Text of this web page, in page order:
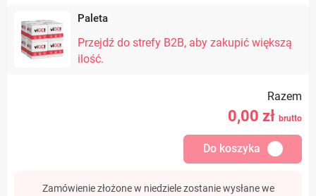
Paleta
Przejdź do strefy B2B, aby zakupić większą
ilość.
Razem
0,00 zł brutto
Do koszyka
Zamówienie złożone w niedziele zostanie wysłane we